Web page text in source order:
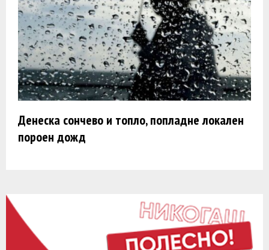
Денеска сончево и топло, попладне локален
пороен дожд